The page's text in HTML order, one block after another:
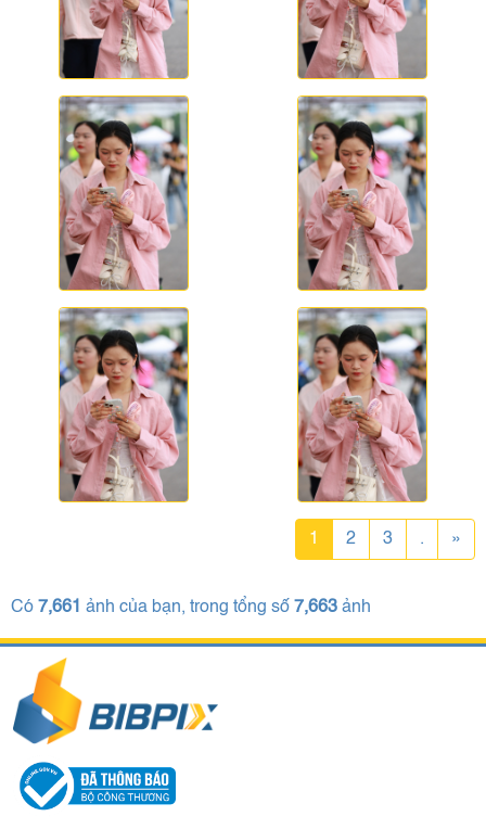
1 2 3 . »
Có 7,661 ảnh của bạn, trong tổng số 7,663 ảnh